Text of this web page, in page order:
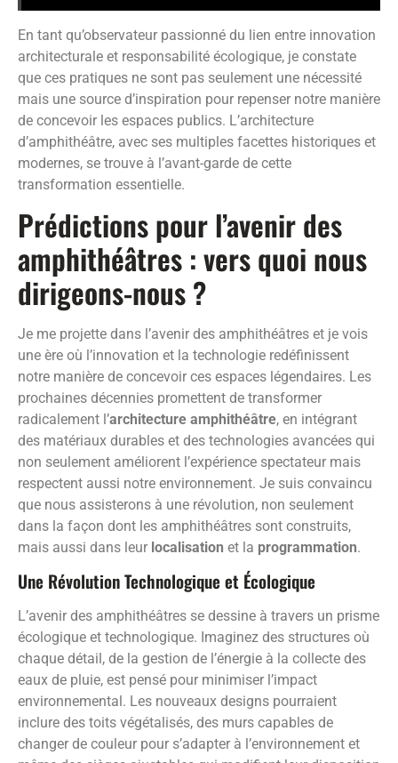
En tant qu’observateur passionné du lien entre innovation
architecturale et responsabilité écologique, je constate
que ces pratiques ne sont pas seulement une nécessité
mais une source d’inspiration pour repenser notre manière
de concevoir les espaces publics. L’architecture
d’amphithéâtre, avec ses multiples facettes historiques et
modernes, se trouve à l’avant-garde de cette
transformation essentielle.
Prédictions pour l’avenir des
amphithéâtres : vers quoi nous
dirigeons-nous ?
Je me projette dans l’avenir des amphithéâtres et je vois
une ère où l’innovation et la technologie redéfinissent
notre manière de concevoir ces espaces légendaires. Les
prochaines décennies promettent de transformer
radicalement l’architecture amphithéâtre, en intégrant
des matériaux durables et des technologies avancées qui
non seulement améliorent l’expérience spectateur mais
respectent aussi notre environnement. Je suis convaincu
que nous assisterons à une révolution, non seulement
dans la façon dont les amphithéâtres sont construits,
mais aussi dans leur localisation et la programmation.
Une Révolution Technologique et Écologique
L’avenir des amphithéâtres se dessine à travers un prisme
écologique et technologique. Imaginez des structures où
chaque détail, de la gestion de l’énergie à la collecte des
eaux de pluie, est pensé pour minimiser l’impact
environnemental. Les nouveaux designs pourraient
inclure des toits végétalisés, des murs capables de
changer de couleur pour s’adapter à l’environnement et